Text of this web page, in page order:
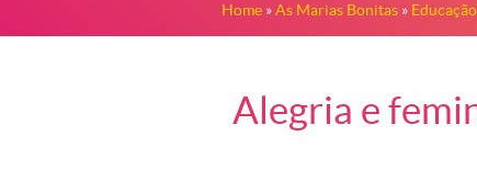
Home »As Marias Bonitas »
Alegria e